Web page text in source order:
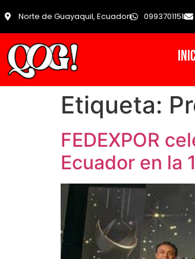
Norte de Guayaquil, Ecuador 0993701151
Etiqueta:
FEDEXPOR
Ecuador en la